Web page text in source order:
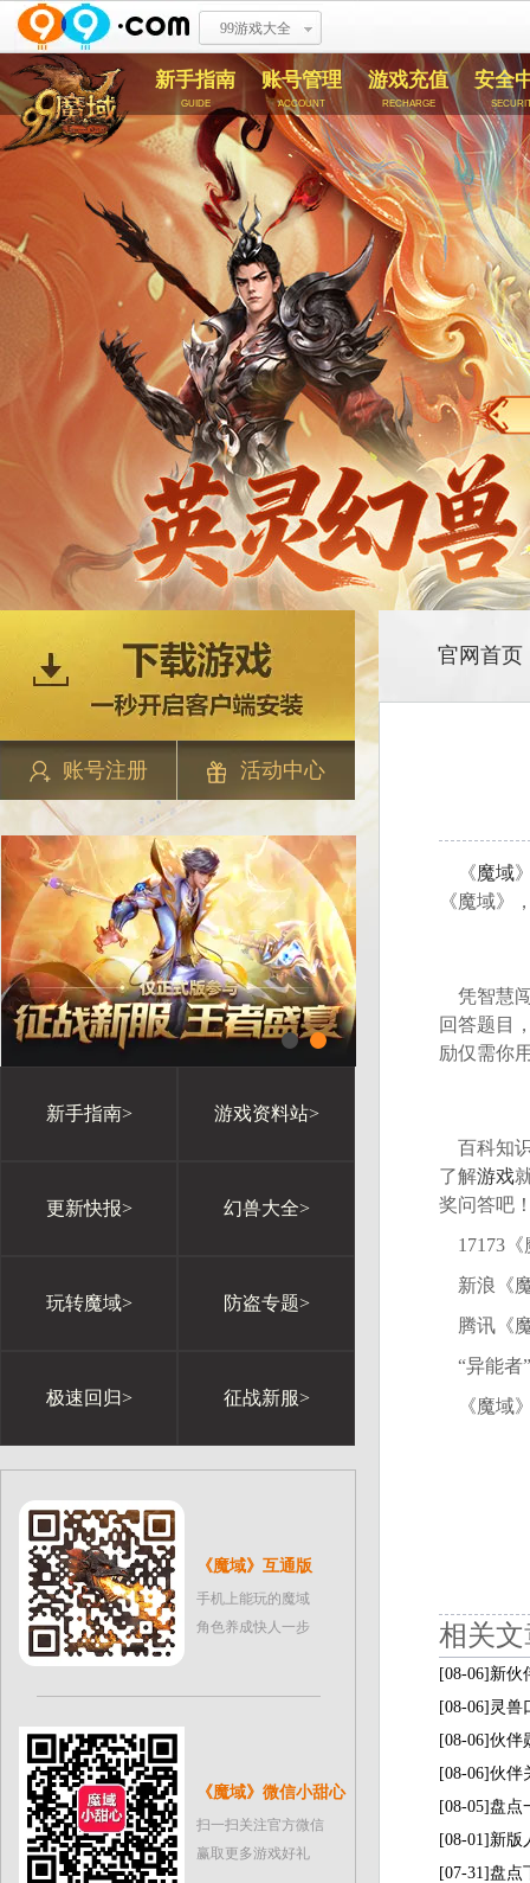
99游戏大全
新手指南
guide
账号管理
account
游戏充值
recharge
安全
账号注册 活动中心
新手指南> 游戏资料站>
更新快报> 幻兽大全>
玩转魔域> 防盗专题>
极速回归> 征战新服>
《魔域》互通版
手机上能玩的魔域
角色养成快人一步
《魔域》微信小甜心
扫一扫关注官方微信
赢取更多游戏好礼
官网首页
《魔域
《魔域》
凭智慧
回答题目
励仅需你
百科知
了解游戏
奖问答吧
17173《
新浪《
腾讯《
“异能者
《魔域
相关文
[08-06]新伙
[08-06]灵兽
[08-06]伙伴
[08-06]伙伴
[08-05]盘点
[08-01]新版
[07-31]盘点